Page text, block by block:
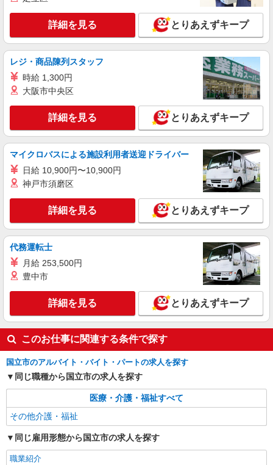
詳細を見る とりあえずキープ
レジ・商品陳列スタッフ
時給 1,300円
大阪市中央区
詳細を見る とりあえずキープ
マイクロバスによる施設利用者送迎ドライバー
日給 10,900円〜10,900円
神戸市須磨区
詳細を見る とりあえずキープ
代務運転士
月給 253,500円
豊中市
詳細を見る とりあえずキープ
このお仕事に関連する条件で探す
国立市のアルバイト・バイト・パートの求人を探す
同じ職種から国立市の求人を探す
医療・介護・福祉すべて
その他介護・福祉
同じ雇用形態から国立市の求人を探す
職業紹介